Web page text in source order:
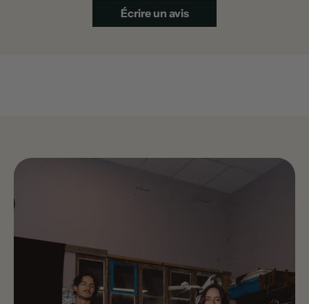
Écrire un avis